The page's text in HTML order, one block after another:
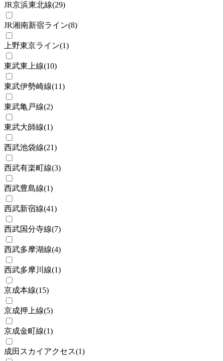
JR京浜東北線(29)
JR湘南新宿ライン(8)
上野東京ライン(1)
東武東上線(10)
東武伊勢崎線(11)
東武亀戸線(2)
東武大師線(1)
西武池袋線(21)
西武有楽町線(3)
西武豊島線(1)
西武新宿線(41)
西武国分寺線(7)
西武多摩湖線(4)
西武多摩川線(1)
京成本線(15)
京成押上線(5)
京成金町線(1)
成田スカイアクセス(1)